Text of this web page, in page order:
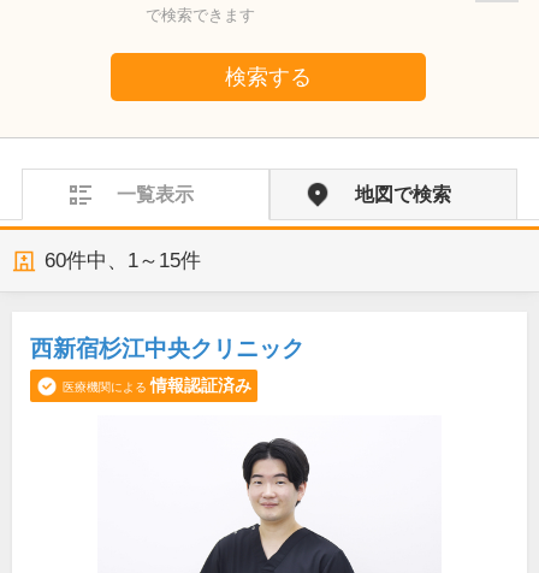
で検索できます
検索する
一覧表示 地図で検索
60件中、 1～15件
西新宿杉江中央クリニック
医療機関による 情報認証済み